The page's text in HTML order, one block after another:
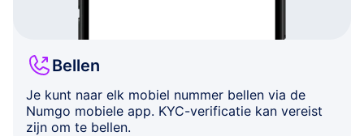
Bellen
Je kunt naar elk mobiel nummer bellen via de
Numgo mobiele app. KYC-verificatie kan vereist
zijn om te bellen.